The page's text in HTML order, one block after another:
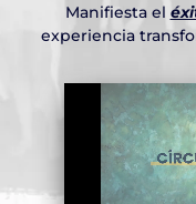
Manifiesta el
experiencia